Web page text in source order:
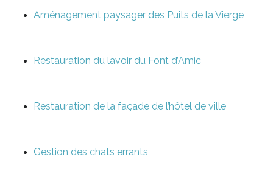
Aménagement paysager des Puits de la Vierge
Restauration du lavoir du Font d’Amic
Restauration de la façade de l’hôtel de ville
Gestion des chats errants